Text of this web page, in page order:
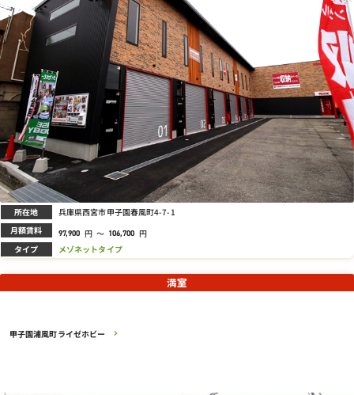
所在地 兵庫県西宮市甲子園春風町4-7-1
月額賃料 97,900 円 ～ 106,700 円
タイプ メゾネットタイプ
甲子園浦風町ライゼホビー
満室